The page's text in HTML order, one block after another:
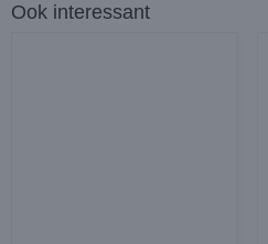
Ook interessant